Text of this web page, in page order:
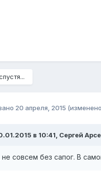
20 апреля, 2015
в 10:41, Сергей
совсем без сапог. В